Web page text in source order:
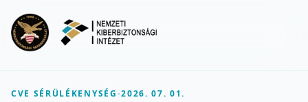
CVE SÉRÜLÉKENYSÉG-2026. 07. 01.